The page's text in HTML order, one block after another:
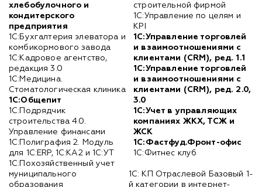
хлебобулочного и
кондитерского
предприятия
1С:Бухгалтерия элеватора и
комбикормового завода
1С:Кадровое агентство,
редакция 3.0
1С:Медицина.
Стоматологическая клиника
1С:Общепит
1С:Подрядчик
строительства 4.0.
Управление финансами
1С:Полиграфия 2. Модуль
для 1С:ERP, 1С:КА2 и 1С:УТ
1С:Похозяйственный учет
муниципального
образования
строительной фирмой
1С:Управление по целям и
KPI
1С:Управление торговлей
и взаимоотношениями с
клиентами (CRM), ред. 1.1
1С:Управление торговлей
и взаимоотношениями с
клиентами (CRM), ред. 2.0,
3.0
1С:Учет в управляющих
компаниях ЖКХ, ТСЖ и
ЖСК
1С:Фастфуд.Фронт-офис
1С:Фитнес клуб
1С: КП Отраслевой Базовый 1-
й категории в интернет-